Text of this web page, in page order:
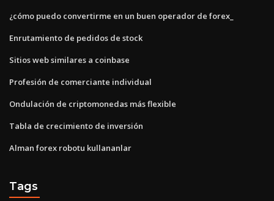
¿cómo puedo convertirme en un buen operador de forex_
Enrutamiento de pedidos de stock
Sitios web similares a coinbase
Profesión de comerciante individual
Ondulación de criptomonedas más flexible
Tabla de crecimiento de inversión
Alman forex robotu kullananlar
Tags